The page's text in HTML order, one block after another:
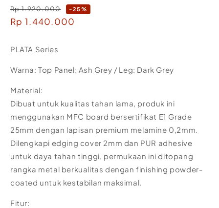
Regular
price
Rp 1.920.000 -25%
Sale
Rp 1.440.000
PLATA Series
Warna: Top Panel: Ash Grey / Leg: Dark Grey
Material:
Dibuat untuk kualitas tahan lama, produk ini
menggunakan MFC board bersertifikat E1 Grade
25mm dengan lapisan premium melamine 0,2mm.
Dilengkapi edging cover 2mm dan PUR adhesive
untuk daya tahan tinggi, permukaan ini ditopang
rangka metal berkualitas dengan finishing powder-
coated untuk kestabilan maksimal.
Fitur: